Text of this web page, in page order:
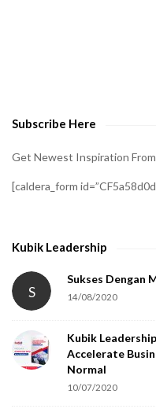
Subscribe Here
Get Newest Inspiration From
[caldera_form
Kubik Leadership
S
Sukses Dengan
14/08/2020
Kubik
Accelerate
Normal
10/07/2020